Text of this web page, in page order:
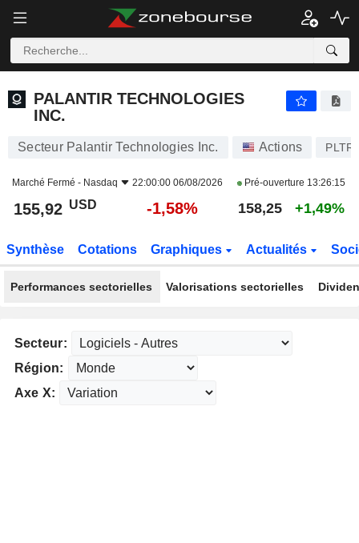
PALANTIR TECHNOLOGIES
INC.
Secteur Palantir Technologies Inc. Actions PLTR
Marché Fermé - Nasdaq 22:00:00 06/08/2026 Pré-ouverture 13:26:15
155,92 USD -1,58% 158,25 +1,49%
Synthèse Cotations Graphiques Actualités
Performances sectorielles Valorisations sectorielles
Secteur:
Région:
Axe X: